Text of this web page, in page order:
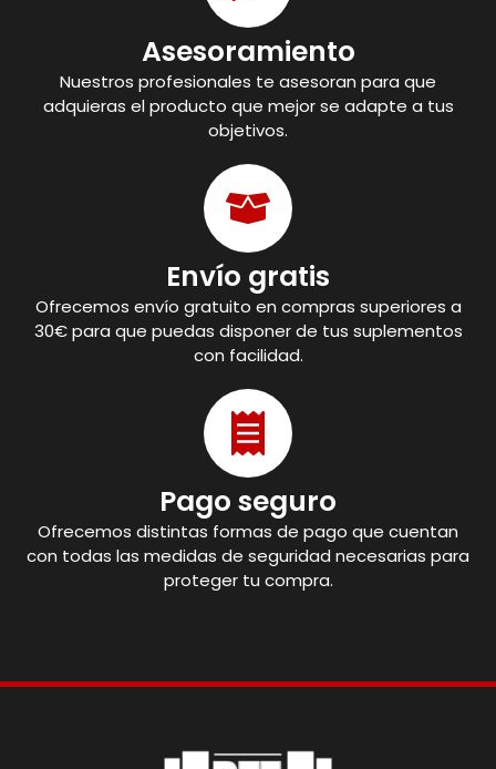
Asesoramiento
Nuestros profesionales te asesoran para que
adquieras el producto que mejor se adapte a tus
objetivos.
Envío gratis
Ofrecemos envío gratuito en compras superiores a
30€ para que puedas disponer de tus suplementos
con facilidad.
Pago seguro
Ofrecemos distintas formas de pago que cuentan
con todas las medidas de seguridad necesarias para
proteger tu compra.